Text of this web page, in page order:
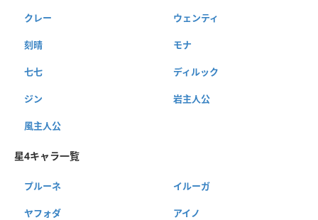
クレー ウェンティ
刻晴 モナ
七七 ディルック
ジン 岩主人公
風主人公
星4キャラ一覧
プルーネ イルーガ
ヤフォダ アイノ